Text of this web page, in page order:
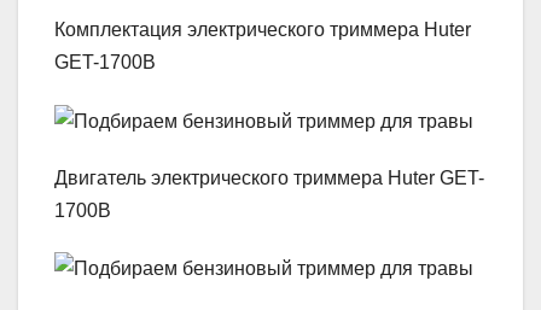
Комплектация электрического триммера Huter
GET-1700B
Двигатель электрического триммера Huter GET-
1700B